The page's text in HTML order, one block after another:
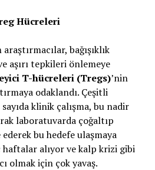
Hücreleri
bağışıklık
aşırı tepkileri önlemeye
T-hücreleri (Tregs)’nin
odaklandı. Çeşitli
klinik çalışma, bu nadir
laboratuvarda çoğaltıp
bu hedefe ulaşmaya
haftalar alıyor ve kalp krizi gibi
olmak için çok yavaş.